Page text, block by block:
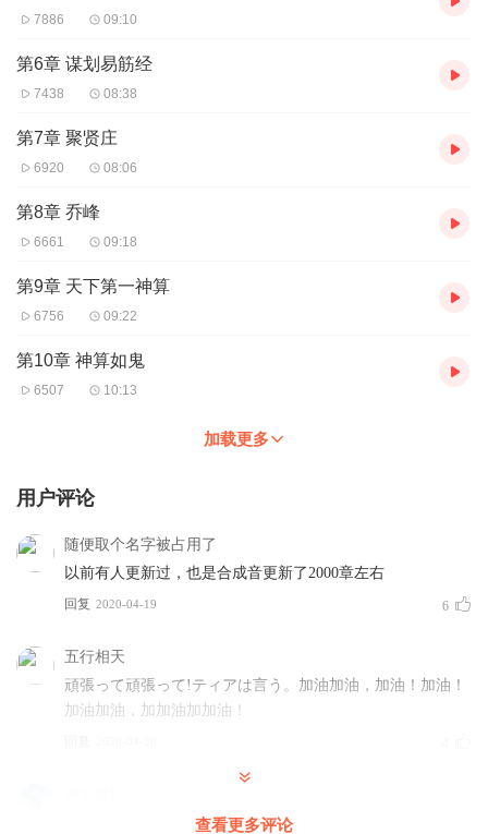
7886 09:10
第6章 谋划易筋经
7438 08:38
第7章 聚贤庄
6920 08:06
第8章 乔峰
6661 09:18
第9章 天下第一神算
6756 09:22
第10章 神算如鬼
6507 10:13
加载更多
用户评论
随便取个名字被占用了
以前有人更新过，也是合成音更新了2000章左右
回复 2020-04-19 6
五行相天
頑張って頑張って!ティアは言う。加油加油，加油！加油！
加油加油，加加油加加油！
主播，书中的主角穿越过哪些世界？求告知。(^V^)
查看更多评论